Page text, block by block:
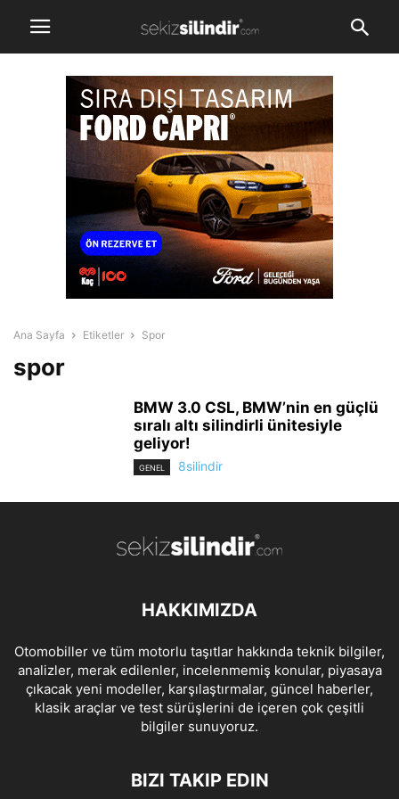
Ana Sayfa Etiketler Spor
spor
BMW 3.0 CSL, BMW’nin en güçlü
sıralı altı silindirli ünitesiyle
geliyor!
GENEL 8silindir
HAKKIMIZDA
Otomobiller ve tüm motorlu taşıtlar hakkında teknik bilgiler,
analizler, merak edilenler, incelenmemiş konular, piyasaya
çıkacak yeni modeller, karşılaştırmalar, güncel haberler,
klasik araçlar ve test sürüşlerini de içeren çok çeşitli
bilgiler sunuyoruz.
BIZI TAKIP EDIN